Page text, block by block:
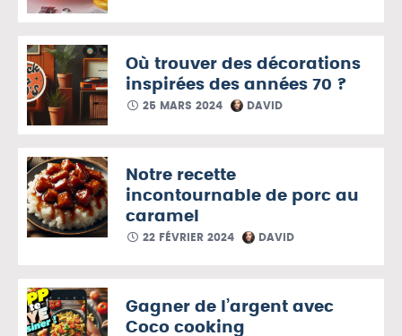
Où trouver des décorations
inspirées des années 70 ?
25 MARS 2024 DAVID
Notre recette
incontournable de porc au
caramel
22 FÉVRIER 2024 DAVID
Gagner de l’argent avec
Coco cooking